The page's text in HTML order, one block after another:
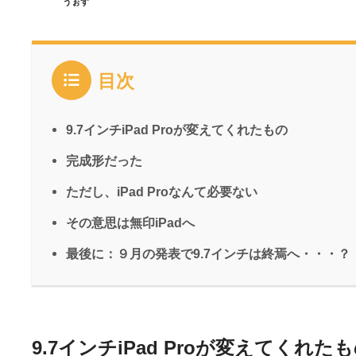
目次
9.7インチiPad Proが変えてくれたもの
完成形だった
ただし、iPad Proなんて必要ない
その意思は無印iPadへ
最後に：９月の発表で9.7インチは終焉へ・・・？
9.7インチiPad Proが変えてくれた